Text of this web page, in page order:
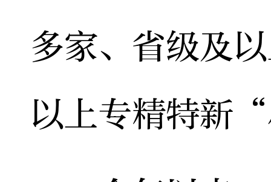
多家、省级及
以上专精特新